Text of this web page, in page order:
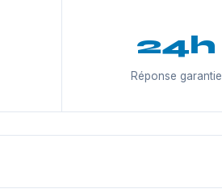
24h
Réponse garantie